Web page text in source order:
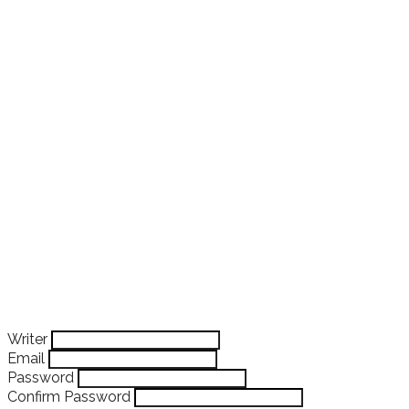
Writer
Email
Password
Confirm Password